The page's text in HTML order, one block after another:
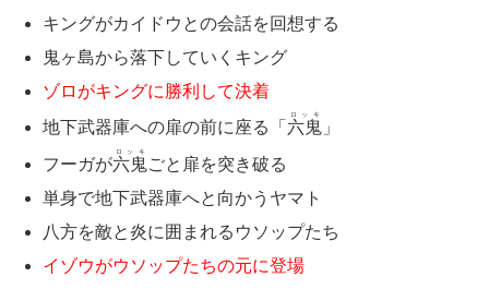
キングがカイドウとの会話を回想する
鬼ヶ島から落下していくキング
ゾロがキングに勝利して決着
地下武器庫への扉の前に座る「 六鬼
ロッキ
」
フーガが六鬼
ロッキ
ごと扉を突き破る
単身で地下武器庫へと向かうヤマト
八方を敵と炎に囲まれるウソップたち
イゾウがウソップたちの元に登場